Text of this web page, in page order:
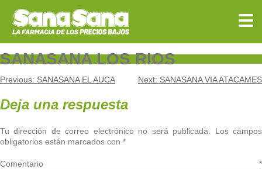
content
SANASANA LOS RIOS
Navegación
de
entradas
Previous: SANASANA EL AUCA Next: SANASANA VIA ATACAMES
Deja una respuesta
Tu dirección de correo electrónico no será publicada.
Los campos
obligatorios están marcados con *
Comentario *